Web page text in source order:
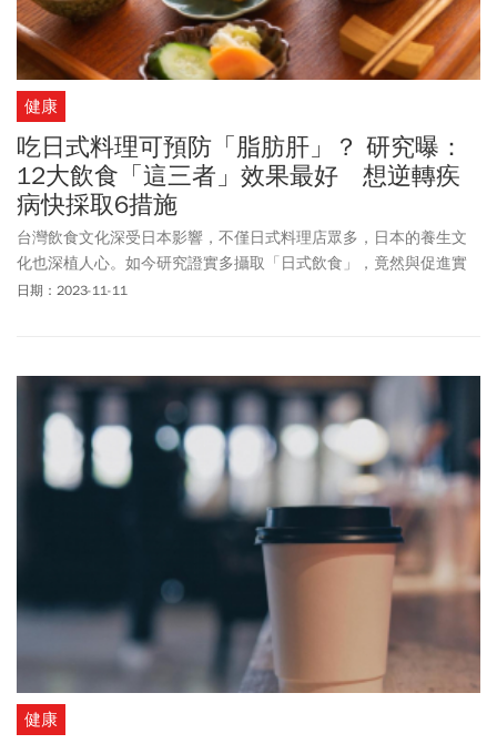
健康
吃日式料理可預防「脂肪肝」？ 研究曝：
12大飲食「這三者」效果最好 想逆轉疾
病快採取6措施
台灣飲食文化深受日本影響，不僅日式料理店眾多，日本的養生文
化也深植人心。如今研究證實多攝取「日式飲食」，竟然與促進實
際健康狀況有關？發表於權威營養學期刊《Nutrients》的文獻表
日期：2023-11-11
健康